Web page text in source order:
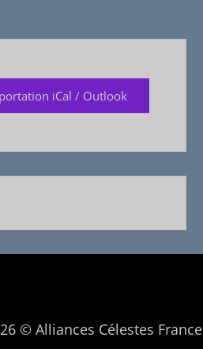
iCal / Outlook
© Alliances Célestes France